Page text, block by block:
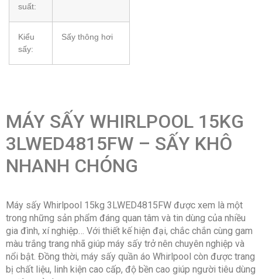
MÁY SẤY WHIRLPOOL 15KG
3LWED4815FW – SẤY KHÔ
NHANH CHÓNG
Máy sấy Whirlpool 15kg 3LWED4815FW được xem là một
trong những sản phẩm đáng quan tâm và tin dùng của nhiều
gia đình, xí nghiệp… Với thiết kế hiện đại, chắc chắn cùng gam
màu trắng trang nhã giúp máy sấy trở nên chuyên nghiệp và
nổi bật. Đồng thời, máy sấy quần áo Whirlpool còn được trang
bị chất liệu, linh kiện cao cấp, độ bền cao giúp người tiêu dùng
suất:
Kiểu
sấy:
Sấy thông hơi